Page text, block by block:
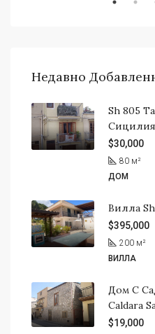
Недавно
Sh 805
Сицилия
$30,000
80 м²
ДОМ
Вилла
$395,000
200 м²
ВИЛЛА
Дом С
Caldara
$19,000